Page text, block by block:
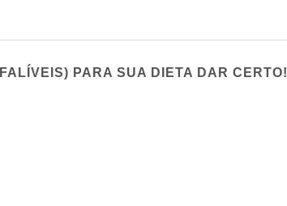
PARA SUA DIETA DAR CERTO!